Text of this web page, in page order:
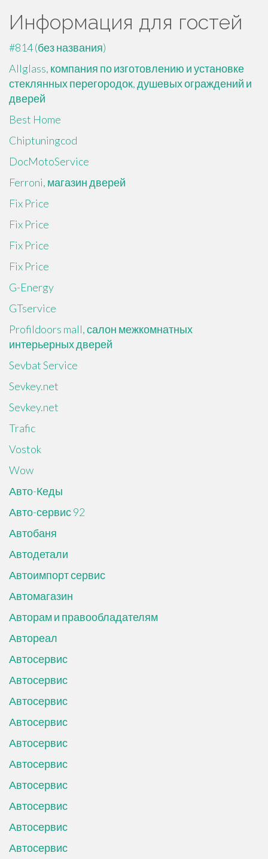
Информация для гостей
#814 (без названия)
Allglass, компания по изготовлению и установке
стеклянных перегородок, душевых ограждений и
дверей
Best Home
Chiptuningcod
DocMotoService
Ferroni, магазин дверей
Fix Price
Fix Price
Fix Price
Fix Price
G-Energy
GTservice
Profildoors mall, салон межкомнатных
интерьерных дверей
Sevbat Service
Sevkey.net
Sevkey.net
Trafic
Vostok
Wow
Авто-Кеды
Авто-сервис 92
Автобаня
Автодетали
Автоимпорт сервис
Автомагазин
Авторам и правообладателям
Автореал
Автосервис
Автосервис
Автосервис
Автосервис
Автосервис
Автосервис
Автосервис
Автосервис
Автосервис
Автосервис